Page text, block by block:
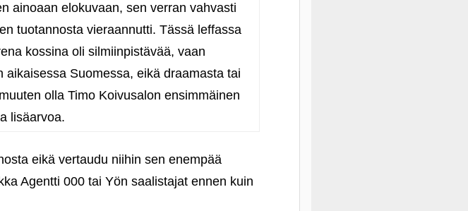
ainoaan elokuvaan, sen verran vahvasti
tuotannosta vieraannutti. Tässä leffassa
kossina oli silmiinpistävää, vaan
Suomessa, eikä draamasta tai
olla Timo Koivusalon ensimmäinen
lisäarvoa.
eikä vertaudu niihin sen enempää
Agentti 000 tai Yön saalistajat ennen kuin